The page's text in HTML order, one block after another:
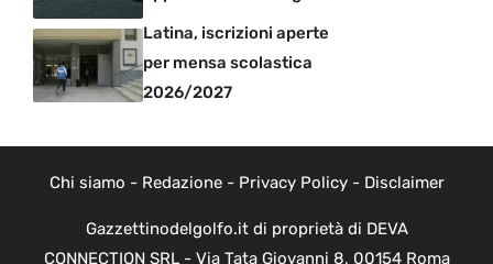
Latina, iscrizioni aperte
per mensa scolastica
2026/2027
Chi siamo - Redazione- Privacy Policy- Disclaimer
Gazzettinodelgolfo.it di proprietà di DEVA
CONNECTION SRL - Via Tata Giovanni 8, 00154 Roma